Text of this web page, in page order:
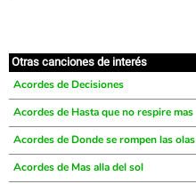
Otras canciones de interés
Acordes de Decisiones
Acordes de Hasta que no respire mas
Acordes de Donde se rompen las olas
Acordes de Mas alla del sol